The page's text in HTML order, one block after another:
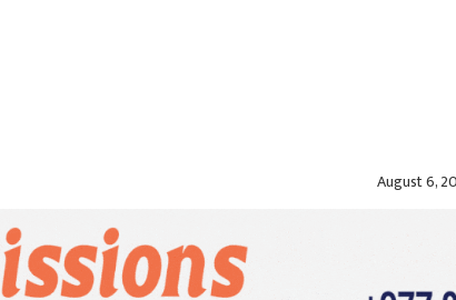
August 6,